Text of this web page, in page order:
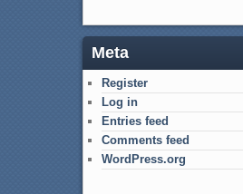
Meta
Register
Log in
Entries feed
Comments feed
WordPress.org